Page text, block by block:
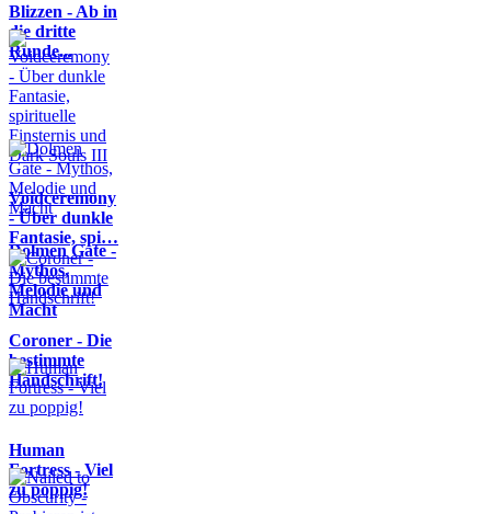
Blizzen - Ab in
die dritte
Runde...
Voidceremony
- Über dunkle
Fantasie, spi…
Dolmen Gate -
Mythos,
Melodie und
Macht
Coroner - Die
bestimmte
Handschrift!
Human
Fortress - Viel
zu poppig!